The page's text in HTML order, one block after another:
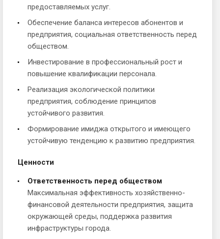
предоставляемых услуг.
Обеспечение баланса интересов абонентов и
предприятия, социальная ответственность перед
обществом.
Инвестирование в профессиональный рост и
повышение квалификации персонала.
Реализация экологической политики
предприятия, соблюдение принципов
устойчивого развития.
Формирование имиджа открытого и имеющего
устойчивую тенденцию к развитию предприятия.
Ценности
Ответственность перед обществом
Максимальная эффективность хозяйственно-
финансовой деятельности предприятия, защита
окружающей среды, поддержка развития
инфраструктуры города.